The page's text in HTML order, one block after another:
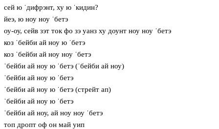
сей ю ˈдифрэнт, ху ю ˈкидин?
йеэ, ю ноу ноу ˈбетэ
оу-оу, сейв зэт ток фо зэ уанз ху доунт ноу ноу ˈбетэ
коз ˈбейби ай ноу ю ˈбетэ
коз ˈбейби ай ноу ноу ˈбетэ
ˈбейби ай ноу ю ˈбетэ (ˈбейби ай ноу)
ˈбейби ай ноу ю ˈбетэ
ˈбейби ай ноу ю ˈбетэ (стрейт ап)
ˈбейби ай ноу ю ˈбетэ
ˈбейби ай ноу, ай ноу ноу ˈбетэ
топ дропт оф он май уип